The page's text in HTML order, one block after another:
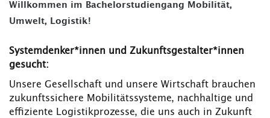
Willkommen im Bachelorstudiengang Mobilität,
Umwelt, Logistik!
Systemdenker*innen und Zukunftsgestalter*innen
gesucht:
Unsere Gesellschaft und unsere Wirtschaft brauchen
zukunftssichere Mobilitätssysteme, nachhaltige und
effiziente Logistikprozesse, die uns auch in Zukunft